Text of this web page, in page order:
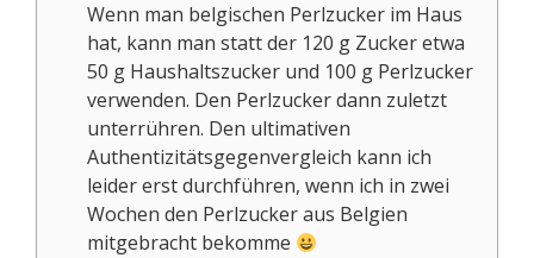
Wenn man belgischen Perlzucker im Haus
hat, kann man statt der 120 g Zucker etwa
50 g Haushaltszucker und 100 g Perlzucker
verwenden. Den Perlzucker dann zuletzt
unterrühren. Den ultimativen
Authentizitätsgegenvergleich kann ich
leider erst durchführen, wenn ich in zwei
Wochen den Perlzucker aus Belgien
mitgebracht bekomme